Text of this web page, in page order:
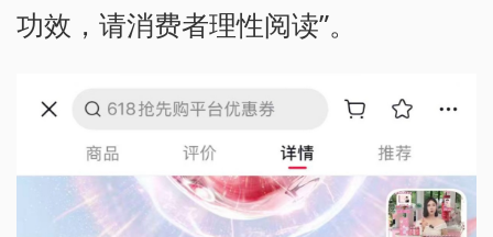
功效，请消费者理性阅读”。